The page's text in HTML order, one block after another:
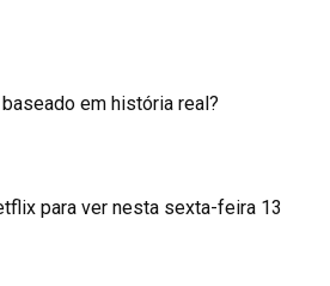
em história real?
para ver nesta sexta-feira 13